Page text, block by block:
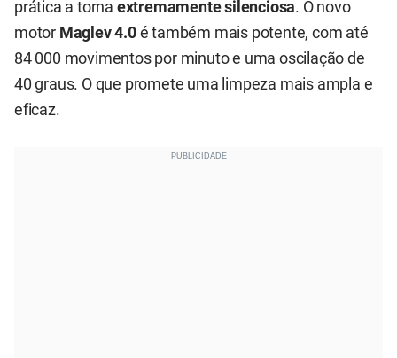
prática a torna extremamente silenciosa. O novo
motor Maglev 4.0é também mais potente, com até
84 000 movimentos por minuto e uma oscilação de
40 graus. O que promete uma limpeza mais ampla e
eficaz.